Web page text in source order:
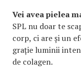
Vei avea pielea
SPL nu doar te
corp, ci are și un
grație luminii
de colagen.